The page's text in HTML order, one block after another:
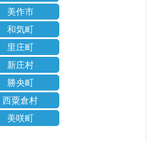
美作市
和気町
里庄町
新庄村
勝央町
西粟倉村
美咲町